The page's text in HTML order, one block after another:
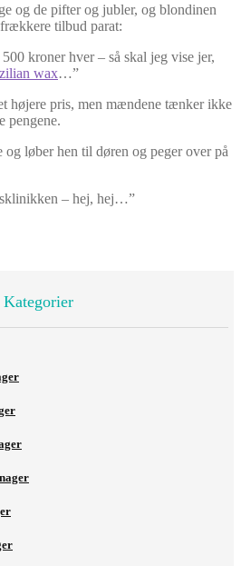
og de pifter og jubler, og blondinen
tilbud parat:
kroner hver – så skal jeg vise jer,
wax…”
højere pris, men mændene tænker ikke
pengene.
og løber hen til døren og peger over på
– hej, hej…”
Kategorier